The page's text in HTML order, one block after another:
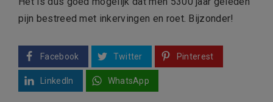
pijn bestreed met inkervingen en roet. Bijzonder!
Facebook Twitter Pinterest
LinkedIn WhatsApp